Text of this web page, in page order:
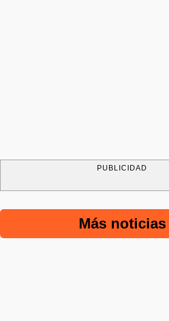
PUBLICIDAD
Más noticias